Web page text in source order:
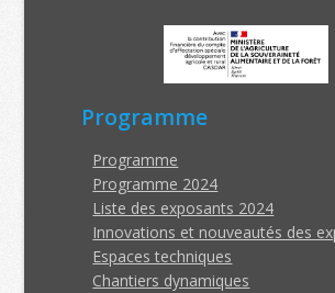
Programme
Programme
Programme 2024
Liste des exposants 2024
Innovations et nouveautés des
Espaces techniques
Chantiers dynamiques